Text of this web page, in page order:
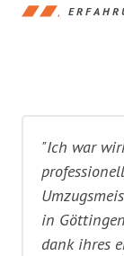
"Ich war
in
dank ihres